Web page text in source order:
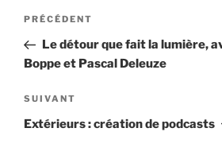
Navigation
l’article
Article
précédent
PRÉCÉDENT
Le détour que fait la lumière,
Boppe et Pascal Deleuze
Article
suivant
SUIVANT
Extérieurs : création de podcasts